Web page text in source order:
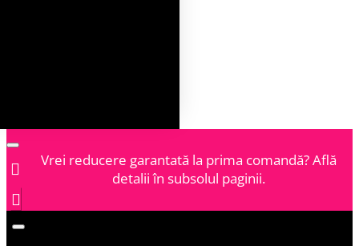
Vrei reducere garantată la prima comandă? Află
detalii în subsolul paginii.